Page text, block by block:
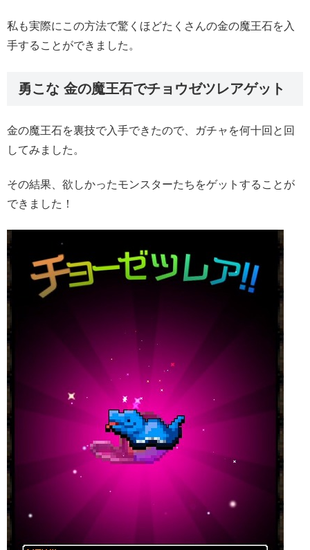
私も実際にこの方法で驚くほどたくさんの金の魔王石を入
手することができました。
勇こな 金の魔王石でチョウゼツレアゲット
金の魔王石を裏技で入手できたので、ガチャを何十回と回
してみました。
その結果、欲しかったモンスターたちをゲットすることが
できました！